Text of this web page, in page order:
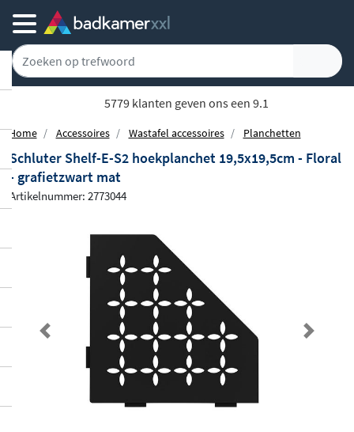
5779 klanten geven ons een 9.1
Home Accessoires Wastafel accessoires Planchetten
Schluter Shelf-E-S2 hoekplanchet 19,5x19,5cm - Floral
- grafietzwart mat
Artikelnummer: 2773044
Previous Next